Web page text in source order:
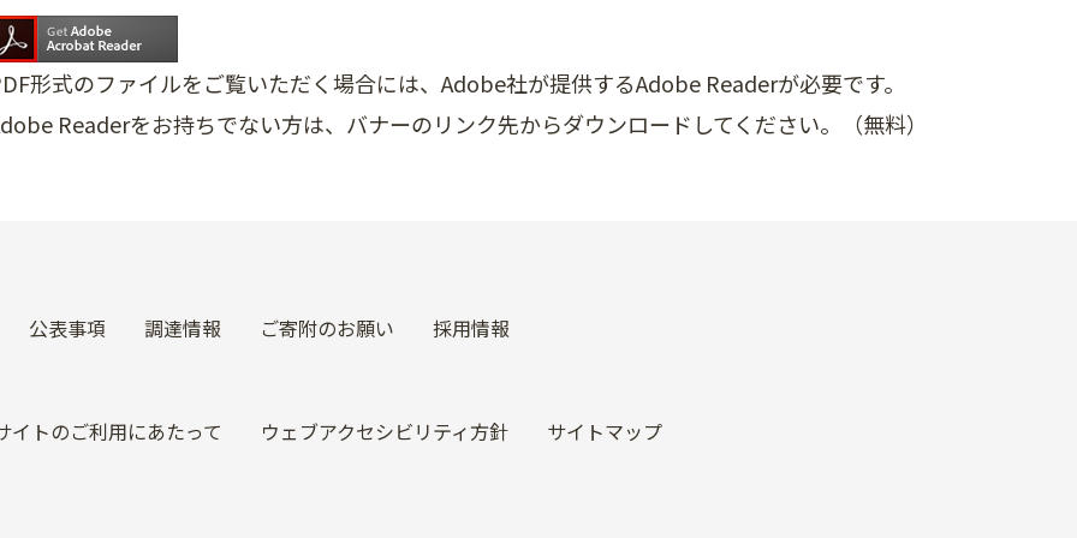
形式のファイルをご覧いただく場合には、Adobe社が提供するAdobe Readerが必要です。
Readerをお持ちでない方は、バナーのリンク先からダウンロードしてください。（無料）
公表事項 調達情報 ご寄附のお願い 採用情報
イトのご利用にあたって ウェブアクセシビリティ方針 サイトマップ